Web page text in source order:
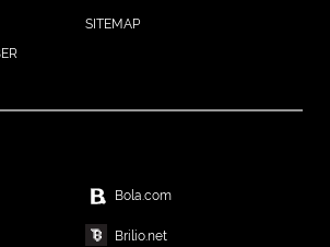
SITEMAP
Bola.com
Brilio.net